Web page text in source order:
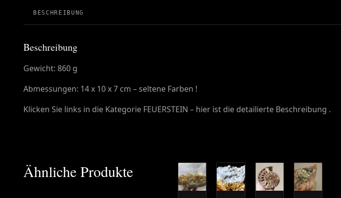
BESCHREIBUNG
Beschreibung
Gewicht: 860 g
Abmessungen: 14 x 10 x 7 cm – seltene Farben !
Klicken Sie links in die Kategorie FEUERSTEIN – hier ist die detailierte Beschreibung .
Ähnliche Produkte